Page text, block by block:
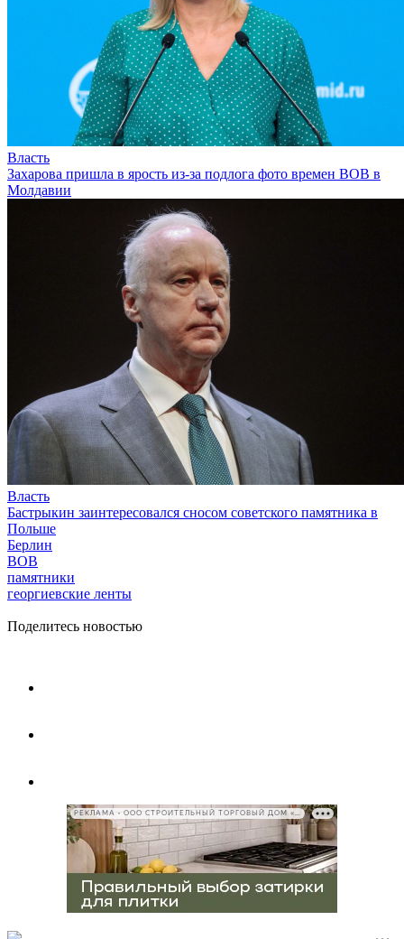
Власть
Захарова пришла в ярость из-за подлога фото времен ВОВ в
Молдавии
Власть
Бастрыкин заинтересовался сносом советского памятника в
Польше
Берлин
ВОВ
памятники
георгиевские ленты
Поделитесь новостью
РЕКЛАМА • ООО СТРОИТЕЛЬНЫЙ ТОРГОВЫЙ ДОМ «ПЕТРОВИЧ», ИНН 7802348846